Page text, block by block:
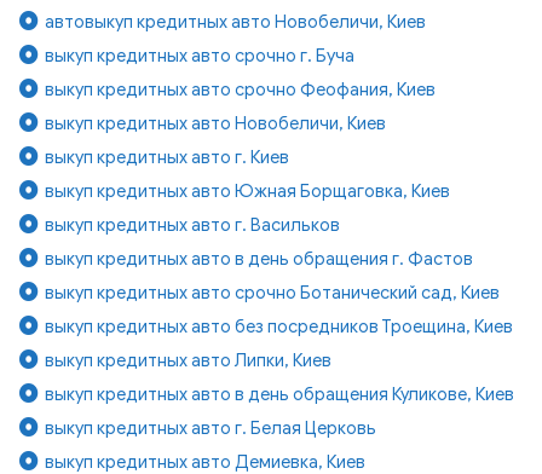
автовыкуп кредитных авто Новобеличи, Киев
выкуп кредитных авто срочно г. Буча
выкуп кредитных авто срочно Феофания, Киев
выкуп кредитных авто Новобеличи, Киев
выкуп кредитных авто г. Киев
выкуп кредитных авто Южная Борщаговка, Киев
выкуп кредитных авто г. Васильков
выкуп кредитных авто в день обращения г. Фастов
выкуп кредитных авто срочно Ботанический сад, Киев
выкуп кредитных авто без посредников Троещина, Киев
выкуп кредитных авто Липки, Киев
выкуп кредитных авто в день обращения Куликове, Киев
выкуп кредитных авто г. Белая Церковь
выкуп кредитных авто Демиевка, Киев